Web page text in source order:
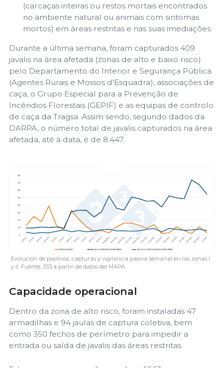
(carcaças inteiras ou restos mortais encontrados
no ambiente natural ou animais com sintomas
mortos) em áreas restritas e nas suas imediações.
Durante a última semana, foram capturados 409
javalis na área afetada (zonas de alto e baixo risco)
pelo Departamento do Interior e Segurança Pública
(Agentes Rurais e Mossos d'Esquadra), associações de
caça, o Grupo Especial para a Prevenção de
Incêndios Florestais (GEPIF) e as equipas de controlo
de caça da Tragsa. Assim sendo, segundo dados da
DARPA, o número total de javalis capturados na área
afetada, até à data, é de 8.447.
Evolución de positivos, capturas y vigilancia pasiva semanal en las zonas I
y II. Fuente: 333 a partir de datos del MAPA.
Capacidade operacional
Dentro da zona de alto risco, foram instaladas 47
armadilhas e 94 jaulas de captura coletiva, bem
como 350 fechos de perímetro para impedir a
entrada ou saída de javalis das áreas restritas.